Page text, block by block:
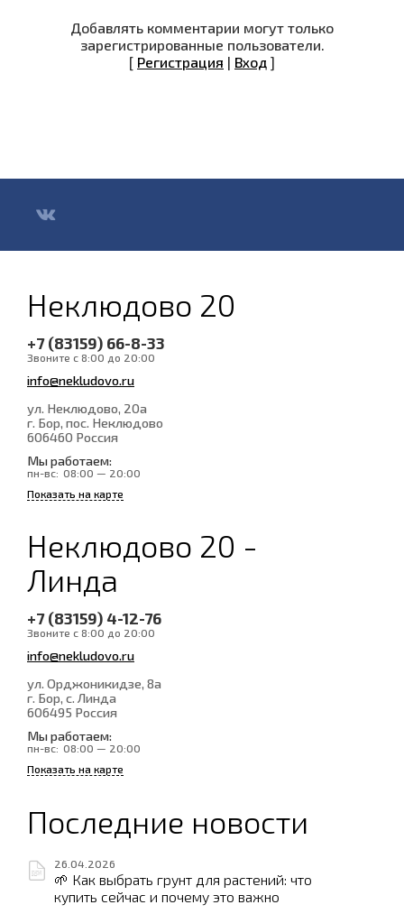
Добавлять комментарии могут только
зарегистрированные пользователи.
[ Регистрация | Вход ]
Неклюдово 20
+7 (83159) 66-8-33
Звоните с 8:00 до 20:00
info@nekludovo.ru
ул. Неклюдово, 20а
г. Бор, пос. Неклюдово
606460 Россия
Мы работаем:
пн-вс: 08:00 — 20:00
Показать на карте
Неклюдово 20 -
Линда
+7 (83159) 4-12-76
Звоните с 8:00 до 20:00
info@nekludovo.ru
ул. Орджоникидзе, 8а
г. Бор, с. Линда
606495 Россия
Мы работаем:
пн-вс: 08:00 — 20:00
Показать на карте
Последние новости
26.04.2026
🌱 Как выбрать грунт для растений: что
купить сейчас и почему это важно